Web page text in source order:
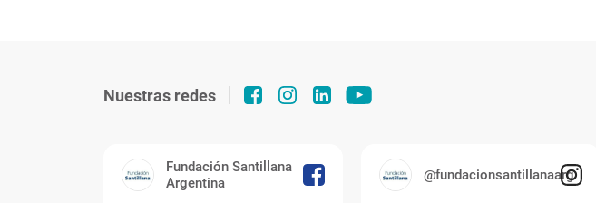
Nuestras redes
Fundación Santillana
Argentina
@fundacionsantillanaarg